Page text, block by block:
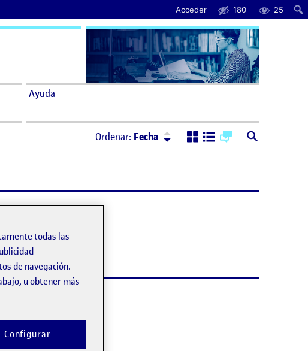
Acceder 180 25
Ayuda
Ordenar: Fecha Ordenar:Descendente
todas las
de navegación.
u obtener más
Configurar